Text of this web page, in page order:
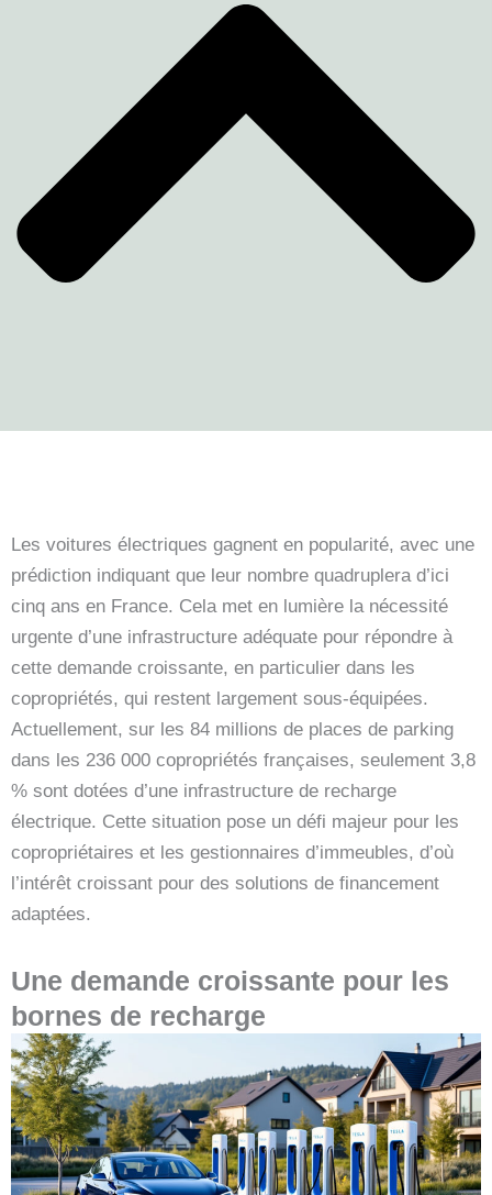
Les voitures électriques gagnent en popularité, avec une
prédiction indiquant que leur nombre quadruplera d’ici
cinq ans en France. Cela met en lumière la nécessité
urgente d’une infrastructure adéquate pour répondre à
cette demande croissante, en particulier dans les
copropriétés, qui restent largement sous-équipées.
Actuellement, sur les 84 millions de places de parking
dans les 236 000 copropriétés françaises, seulement 3,8
% sont dotées d’une infrastructure de recharge
électrique. Cette situation pose un défi majeur pour les
copropriétaires et les gestionnaires d’immeubles, d’où
l’intérêt croissant pour des solutions de financement
adaptées.
Une demande croissante pour les
bornes de recharge